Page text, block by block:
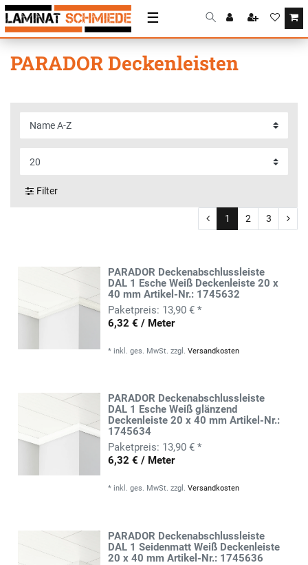
☰
PARADOR Deckenleisten
Filter
1 2 3
PARADOR Deckenabschlussleiste
DAL 1 Esche Weiß Deckenleiste 20 x
40 mm Artikel-Nr.: 1745632
13,90 € *
6,32 € / Meter
* inkl. ges. MwSt. zzgl.Versandkosten
PARADOR Deckenabschlussleiste
DAL 1 Esche Weiß glänzend
Deckenleiste 20 x 40 mm Artikel-Nr.:
1745634
13,90 € *
6,32 € / Meter
* inkl. ges. MwSt. zzgl.Versandkosten
PARADOR Deckenabschlussleiste
DAL 1 Seidenmatt Weiß Deckenleiste
20 x 40 mm Artikel-Nr.: 1745636